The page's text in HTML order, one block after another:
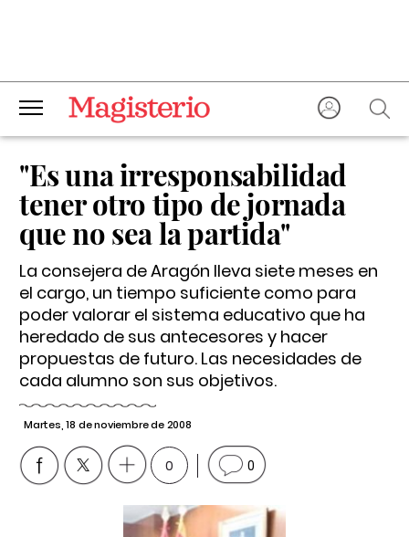
"Es una irresponsabilidad
tener otro tipo de jornada
que no sea la partida"
La consejera de Aragón lleva siete meses en
el cargo, un tiempo suficiente como para
poder valorar el sistema educativo que ha
heredado de sus antecesores y hacer
propuestas de futuro. Las necesidades de
cada alumno son sus objetivos.
Martes, 18 de noviembre de 2008
0 0